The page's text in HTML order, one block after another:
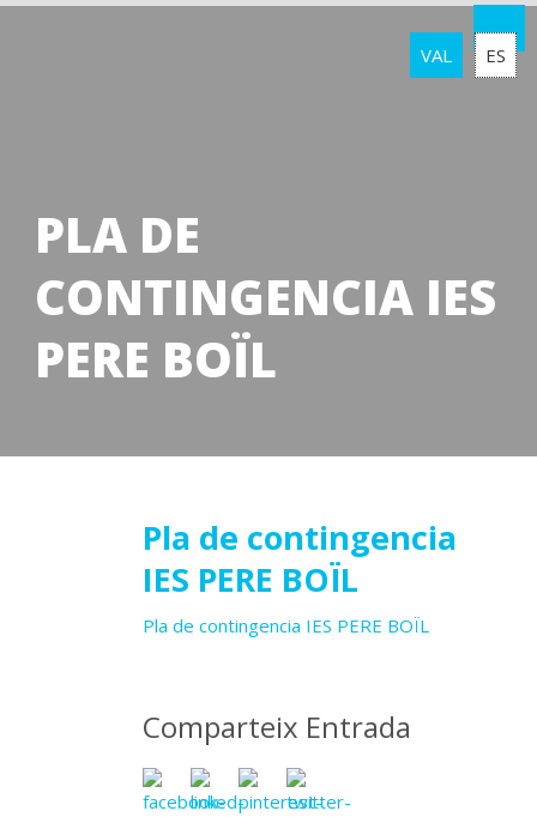
VAL ES
PLA DE
CONTINGENCIA IES
PERE BOÏL
Pla de contingencia
IES PERE BOÏL
Pla de contingencia IES PERE BOÏL
Comparteix Entrada